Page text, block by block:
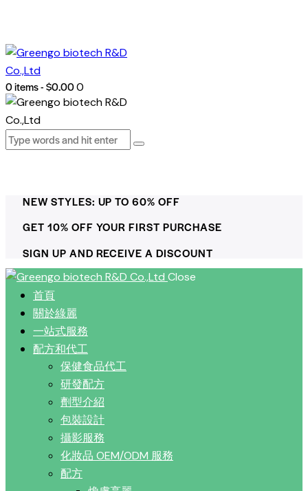
0 items-$0.000
NEW STYLES: UP TO 60% OFF
GET 10% OFF YOUR FIRST PURCHASE
SIGN UP AND RECEIVE A DISCOUNT
Close
首頁
關於綠麗
一站式服務
配方和代工
保健食品代工
研發配方
劑型介紹
包裝設計
攝影服務
化妝品 OEM/ODM 服務
配方